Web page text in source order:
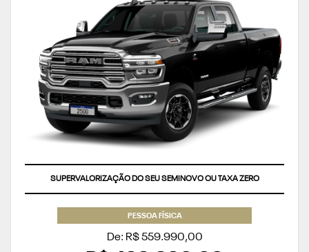
SUPERVALORIZAÇÃO DO SEU SEMINOVO OU TAXA ZERO
PESSOA FÍSICA
De: R$ 559.990,00